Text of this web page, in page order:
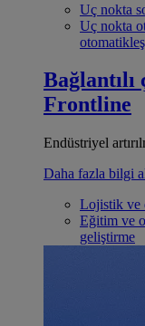
Uç nokta
Uç nokta
Bağlantılı
Frontline
Endüstriyel
Daha fazla bilgi
Lojistik ve
Eğitim ve
geliştirme